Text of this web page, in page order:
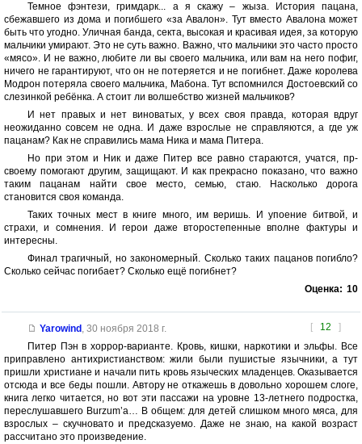
Темное фэнтези, гримдарк... а я скажу – жыза. История пацана,
сбежавшего из дома и погибшего «за Авалон». Тут вместо Авалона может
быть что угодно. Уличная банда, секта, высокая и красивая идея, за которую
мальчики умирают. Это не суть важно. Важно, что мальчики это часто просто
«мясо». И не важно, любите ли вы своего мальчика, или вам на него пофиг,
ничего не гарантируют, что он не потеряется и не погибнет. Даже королева
Модрон потеряла своего мальчика, Мабона. Тут вспомнился Достоевский со
слезинкой ребёнка. А стоит ли волшебство жизней мальчиков?
И нет правых и нет виноватых, у всех своя правда, которая вдруг
неожиданно совсем не одна. И даже взрослые не справляются, а где уж
пацанам? Как не справились мама Ника и мама Питера.
Но при этом и Ник и даже Питер все равно стараются, учатся, пр-
своему помогают другим, защищают. И как прекрасно показано, что важно
таким пацанам найти свое место, семью, стаю. Насколько дорога
становится своя команда.
Таких точных мест в книге много, им веришь. И упоение битвой, и
страхи, и сомнения. И герои даже второстепенные вполне фактуры и
интересны.
Финал трагичный, но закономерный. Сколько таких пацанов погибло?
Сколько сейчас погибает? Сколько ещё погибнет?
Оценка: 10
[ 12 ]
Yarowind , 30 ноября 2018 г.
Питер Пэн в хоррор-варианте. Кровь, кишки, наркотики и эльфы. Все
приправлено антихристианством: жили были пушистые язычники, а тут
пришли христиане и начали пить кровь языческих младенцев. Оказывается
отсюда и все беды пошли. Автору не откажешь в довольно хорошем слоге,
книга легко читается, но вот эти пассажи на уровне 13-летнего подростка,
переслушавшего Burzum’а… В общем: для детей слишком много мяса, для
взрослых – скучновато и предсказуемо. Даже не знаю, на какой возраст
рассчитано это произведение.